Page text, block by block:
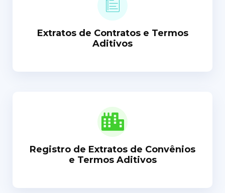
Extratos de Contratos e Termos
Aditivos
Registro de Extratos de Convênios
e Termos Aditivos